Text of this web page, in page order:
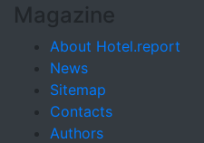
Magazine
About Hotel.report
News
Sitemap
Contacts
Authors